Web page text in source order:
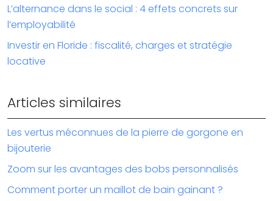
L’alternance dans le social : 4 effets concrets sur
l’employabilité
Investir en Floride : fiscalité, charges et stratégie
locative
Articles similaires
Les vertus méconnues de la pierre de gorgone en
bijouterie
Zoom sur les avantages des bobs personnalisés
Comment porter un maillot de bain gainant ?